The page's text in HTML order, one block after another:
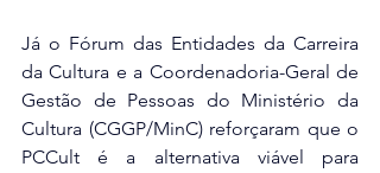
Já o Fórum das Entidades da Carreira
da Cultura e a Coordenadoria-Geral de
Gestão de Pessoas do Ministério da
Cultura (CGGP/MinC) reforçaram que o
PCCult é a alternativa viável para